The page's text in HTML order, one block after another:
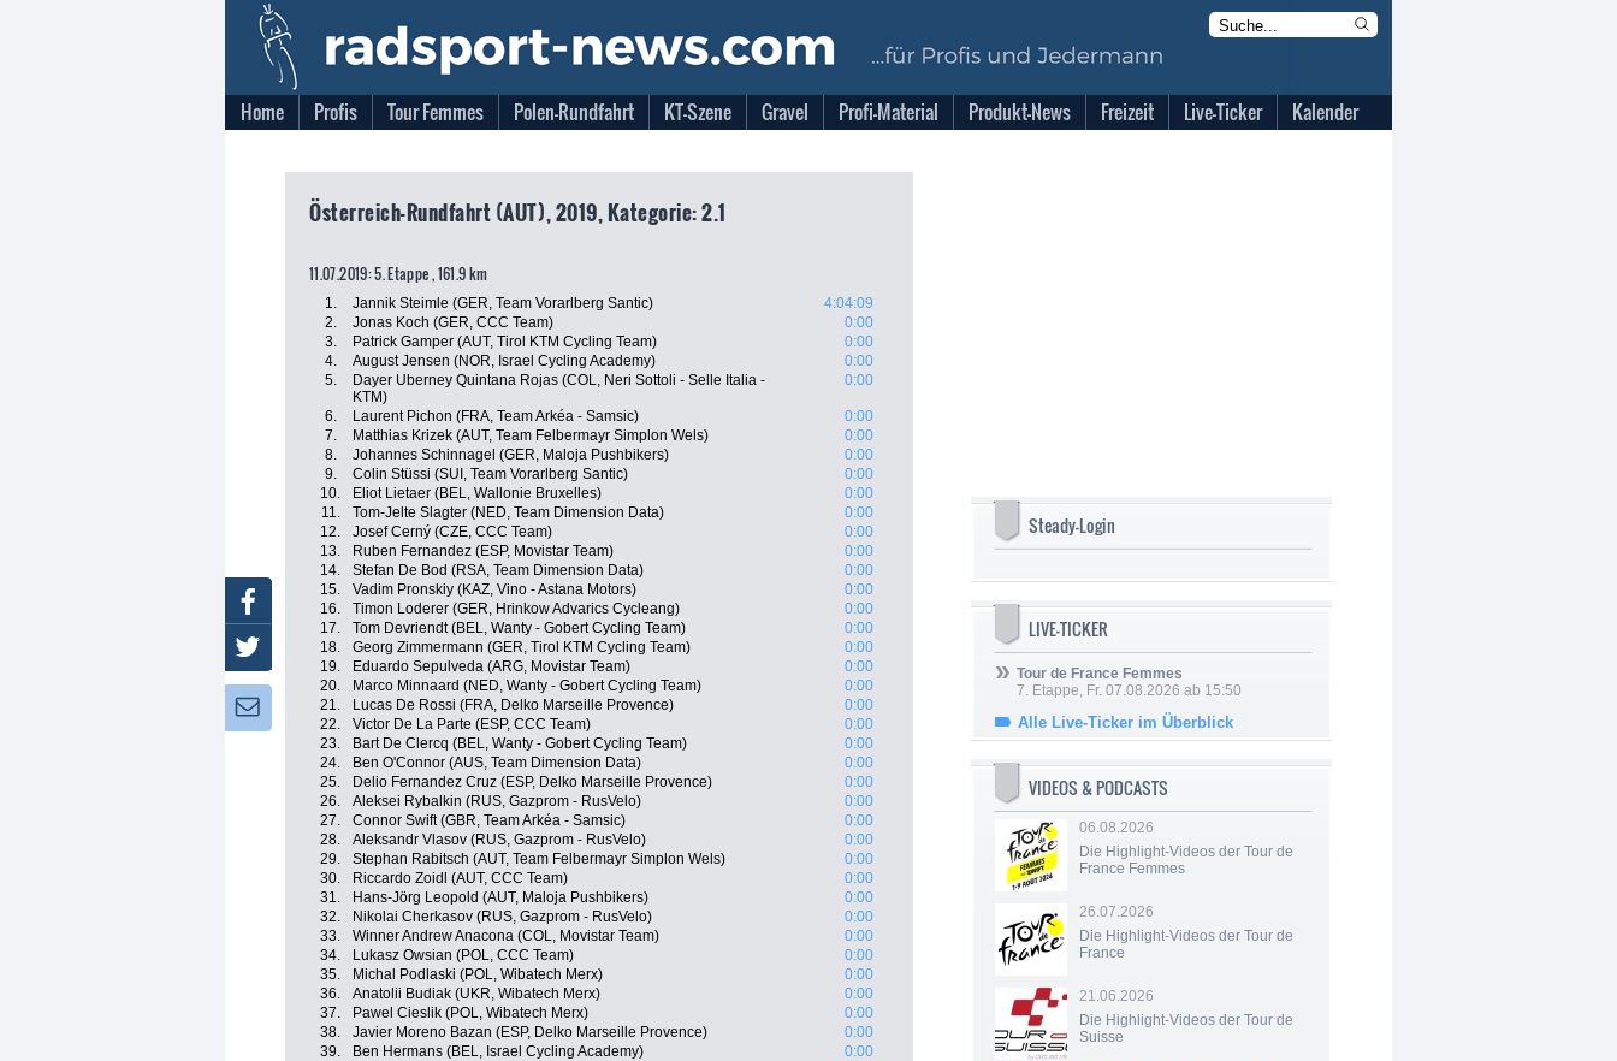
Home Profis Tour Femmes Polen-Rundfahrt KT-Szene Gravel Profi-Material Produkt-News Freizeit Live-Ticker Kalender
Österreich-Rundfahrt (AUT), 2019, Kategorie: 2.1
11.07.2019: 5. Etappe , 161.9 km
1. Jannik Steimle (GER, Team Vorarlberg Santic)
4:04:09
2.
Jonas Koch (GER, CCC Team)
0:00
3.
Patrick Gamper (AUT, Tirol KTM Cycling Team)
0:00
4.
August Jensen (NOR, Israel Cycling Academy)
0:00
5.
Dayer Uberney Quintana Rojas (COL, Neri Sottoli - Selle Italia -
KTM)
0:00
6. Laurent Pichon (FRA, Team Arkéa - Samsic)
0:00
7.
Matthias Krizek (AUT, Team Felbermayr Simplon Wels)
0:00
8.
Johannes Schinnagel (GER, Maloja Pushbikers)
0:00
9.
Colin Stüssi (SUI, Team Vorarlberg Santic)
0:00
10.
Eliot Lietaer (BEL, Wallonie Bruxelles)
0:00
11.
Tom-Jelte Slagter (NED, Team Dimension Data)
0:00
12.
Josef Cerný (CZE, CCC Team)
0:00
13.
Ruben Fernandez (ESP, Movistar Team)
0:00
14.
Stefan De Bod (RSA, Team Dimension Data)
0:00
15.
Vadim Pronskiy (KAZ, Vino - Astana Motors)
0:00
16.
Timon Loderer (GER, Hrinkow Advarics Cycleang)
0:00
17.
Tom Devriendt (BEL, Wanty - Gobert Cycling Team)
0:00
18.
Georg Zimmermann (GER, Tirol KTM Cycling Team)
0:00
19.
Eduardo Sepulveda (ARG, Movistar Team)
0:00
20.
Marco Minnaard (NED, Wanty - Gobert Cycling Team)
0:00
21.
Lucas De Rossi (FRA, Delko Marseille Provence)
0:00
22.
Victor De La Parte (ESP, CCC Team)
0:00
23.
Bart De Clercq (BEL, Wanty - Gobert Cycling Team)
0:00
24.
Ben O'Connor (AUS, Team Dimension Data)
0:00
25.
Delio Fernandez Cruz (ESP, Delko Marseille Provence)
0:00
26.
Aleksei Rybalkin (RUS, Gazprom - RusVelo)
0:00
27.
Connor Swift (GBR, Team Arkéa - Samsic)
0:00
28.
Aleksandr Vlasov (RUS, Gazprom - RusVelo)
0:00
29.
Stephan Rabitsch (AUT, Team Felbermayr Simplon Wels)
0:00
30.
Riccardo Zoidl (AUT, CCC Team)
0:00
31.
Hans-Jörg Leopold (AUT, Maloja Pushbikers)
0:00
32.
Nikolai Cherkasov (RUS, Gazprom - RusVelo)
0:00
33.
Winner Andrew Anacona (COL, Movistar Team)
0:00
34.
Lukasz Owsian (POL, CCC Team)
0:00
35.
Michal Podlaski (POL, Wibatech Merx)
0:00
36.
Anatolii Budiak (UKR, Wibatech Merx)
0:00
37.
Pawel Cieslik (POL, Wibatech Merx)
0:00
38.
Javier Moreno Bazan (ESP, Delko Marseille Provence)
0:00
39.
Ben Hermans (BEL, Israel Cycling Academy)
0:00
Steady-Login
LIVE-TICKER
Tour de France Femmes
7. Etappe, Fr. 07.08.2026 ab 15:50
Alle Live-Ticker im Überblick
VIDEOS & PODCASTS
06.08.2026
Die Highlight-Videos der Tour de
France Femmes
26.07.2026
Die Highlight-Videos der Tour de
France
21.06.2026
Die Highlight-Videos der Tour de
Suisse
Facebook
Twitter
Newsletter: